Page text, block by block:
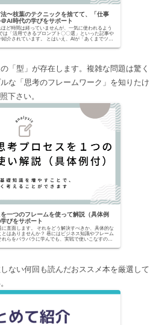
〜枝葉のテクニックを捨てて、「仕事
AI時代の学びをサポート
ど時間は経っていませんが、一気に使われるよう
は「活用できるプロンプト〇〇選」といった記事や
介されています。 とはいえ、AIが「あくまでツー
「型」が存在します。複雑な問題は驚く
な「思考のフレームワーク」を知りたけ
下さい。
一つのフレームを使って解説（具体例
びをサポート
直面します。 それをどう解決すべきか、具体的な
とはありませんか？ 巷にはビジネス知識やフレーム
らをバラバラに学んでも、実戦で使いこなすのは
ない何回も読んだおススメ本を厳選して